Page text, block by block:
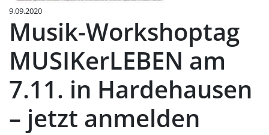
9.09.2020
Musik-Workshoptag
MUSIKerLEBEN am
7.11. in Hardehausen
– jetzt anmelden